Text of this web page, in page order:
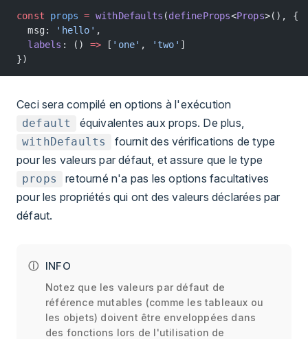
const props = withDefaults (defineProps<Props>(), {
  msg:
'hello' ,
  labels
: () => [ 'one' , 'two' ]
})
Ceci sera compilé en options à l'exécution
default équivalentes aux props. De plus,
withDefaults
fournit des vérifications de type
pour les valeurs par défaut, et assure que le type
props
retourné n'a pas les options facultatives
pour les propriétés qui ont des valeurs déclarées par
défaut.
INFO
Notez que les valeurs par défaut de
référence mutables (comme les tableaux ou
les objets) doivent être enveloppées dans
des fonctions lors de l'utilisation de